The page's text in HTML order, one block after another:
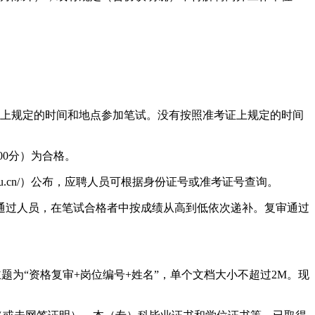
规定的时间和地点参加笔试。没有按照准考证上规定的时间
分）为合格。
）公布，应聘人员可根据身份证号或准考证号查询。
人员，在笔试合格者中按成绩从高到低依次递补。复审通过
为“资格复审+岗位编号+姓名”，单个文档大小不超过2M。现